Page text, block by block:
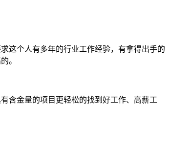
这个人有多年的行业工作经验，有拿得出手的
。
含金量的项目更轻松的找到好工作、高薪工